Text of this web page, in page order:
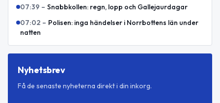
07:39 – Snabbkollen: regn, lopp och Gallejaurdagar
07:02 – Polisen: inga händelser i Norrbottens län under
natten
Nyhetsbrev
Få de senaste nyheterna direkt i din inkorg.